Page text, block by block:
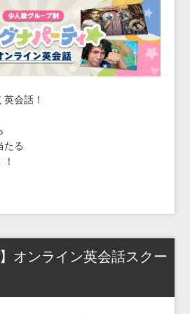
会話！
たる
オンライン英会話スクー